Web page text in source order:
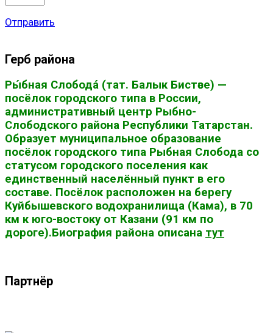
Отправить
Герб района
Ры́бная Слобода́ (тат. Балык Бистәсе) —
посёлок городского типа в России,
административный центр Рыбно-
Слободского района Республики Татарстан.
Образует муниципальное образование
посёлок городского типа Рыбная Слобода со
статусом городского поселения как
единственный населённый пункт в его
составе. Посёлок расположен на берегу
Куйбышевского водохранилища (Кама), в 70
км к юго-востоку от Казани (91 км по
дороге).Биография района описана тут
Партнёр